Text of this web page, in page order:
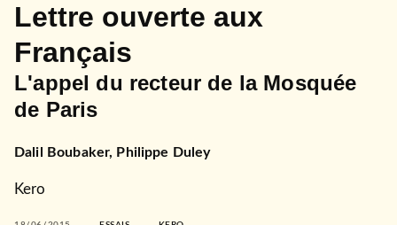
Lettre ouverte aux
Français
L'appel du recteur de la Mosquée
de Paris
Dalil Boubaker, Philippe Duley
Kero